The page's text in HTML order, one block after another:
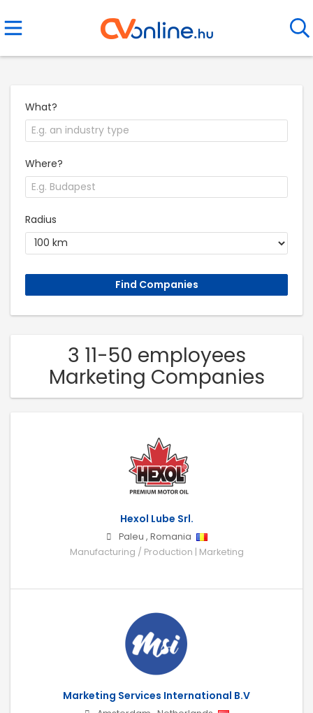
What?
Where?
Radius
3 11-50 employees
Marketing Companies
Hexol Lube Srl.
Paleu , Romania
Manufacturing / Production | Marketing
Marketing Services International B.V